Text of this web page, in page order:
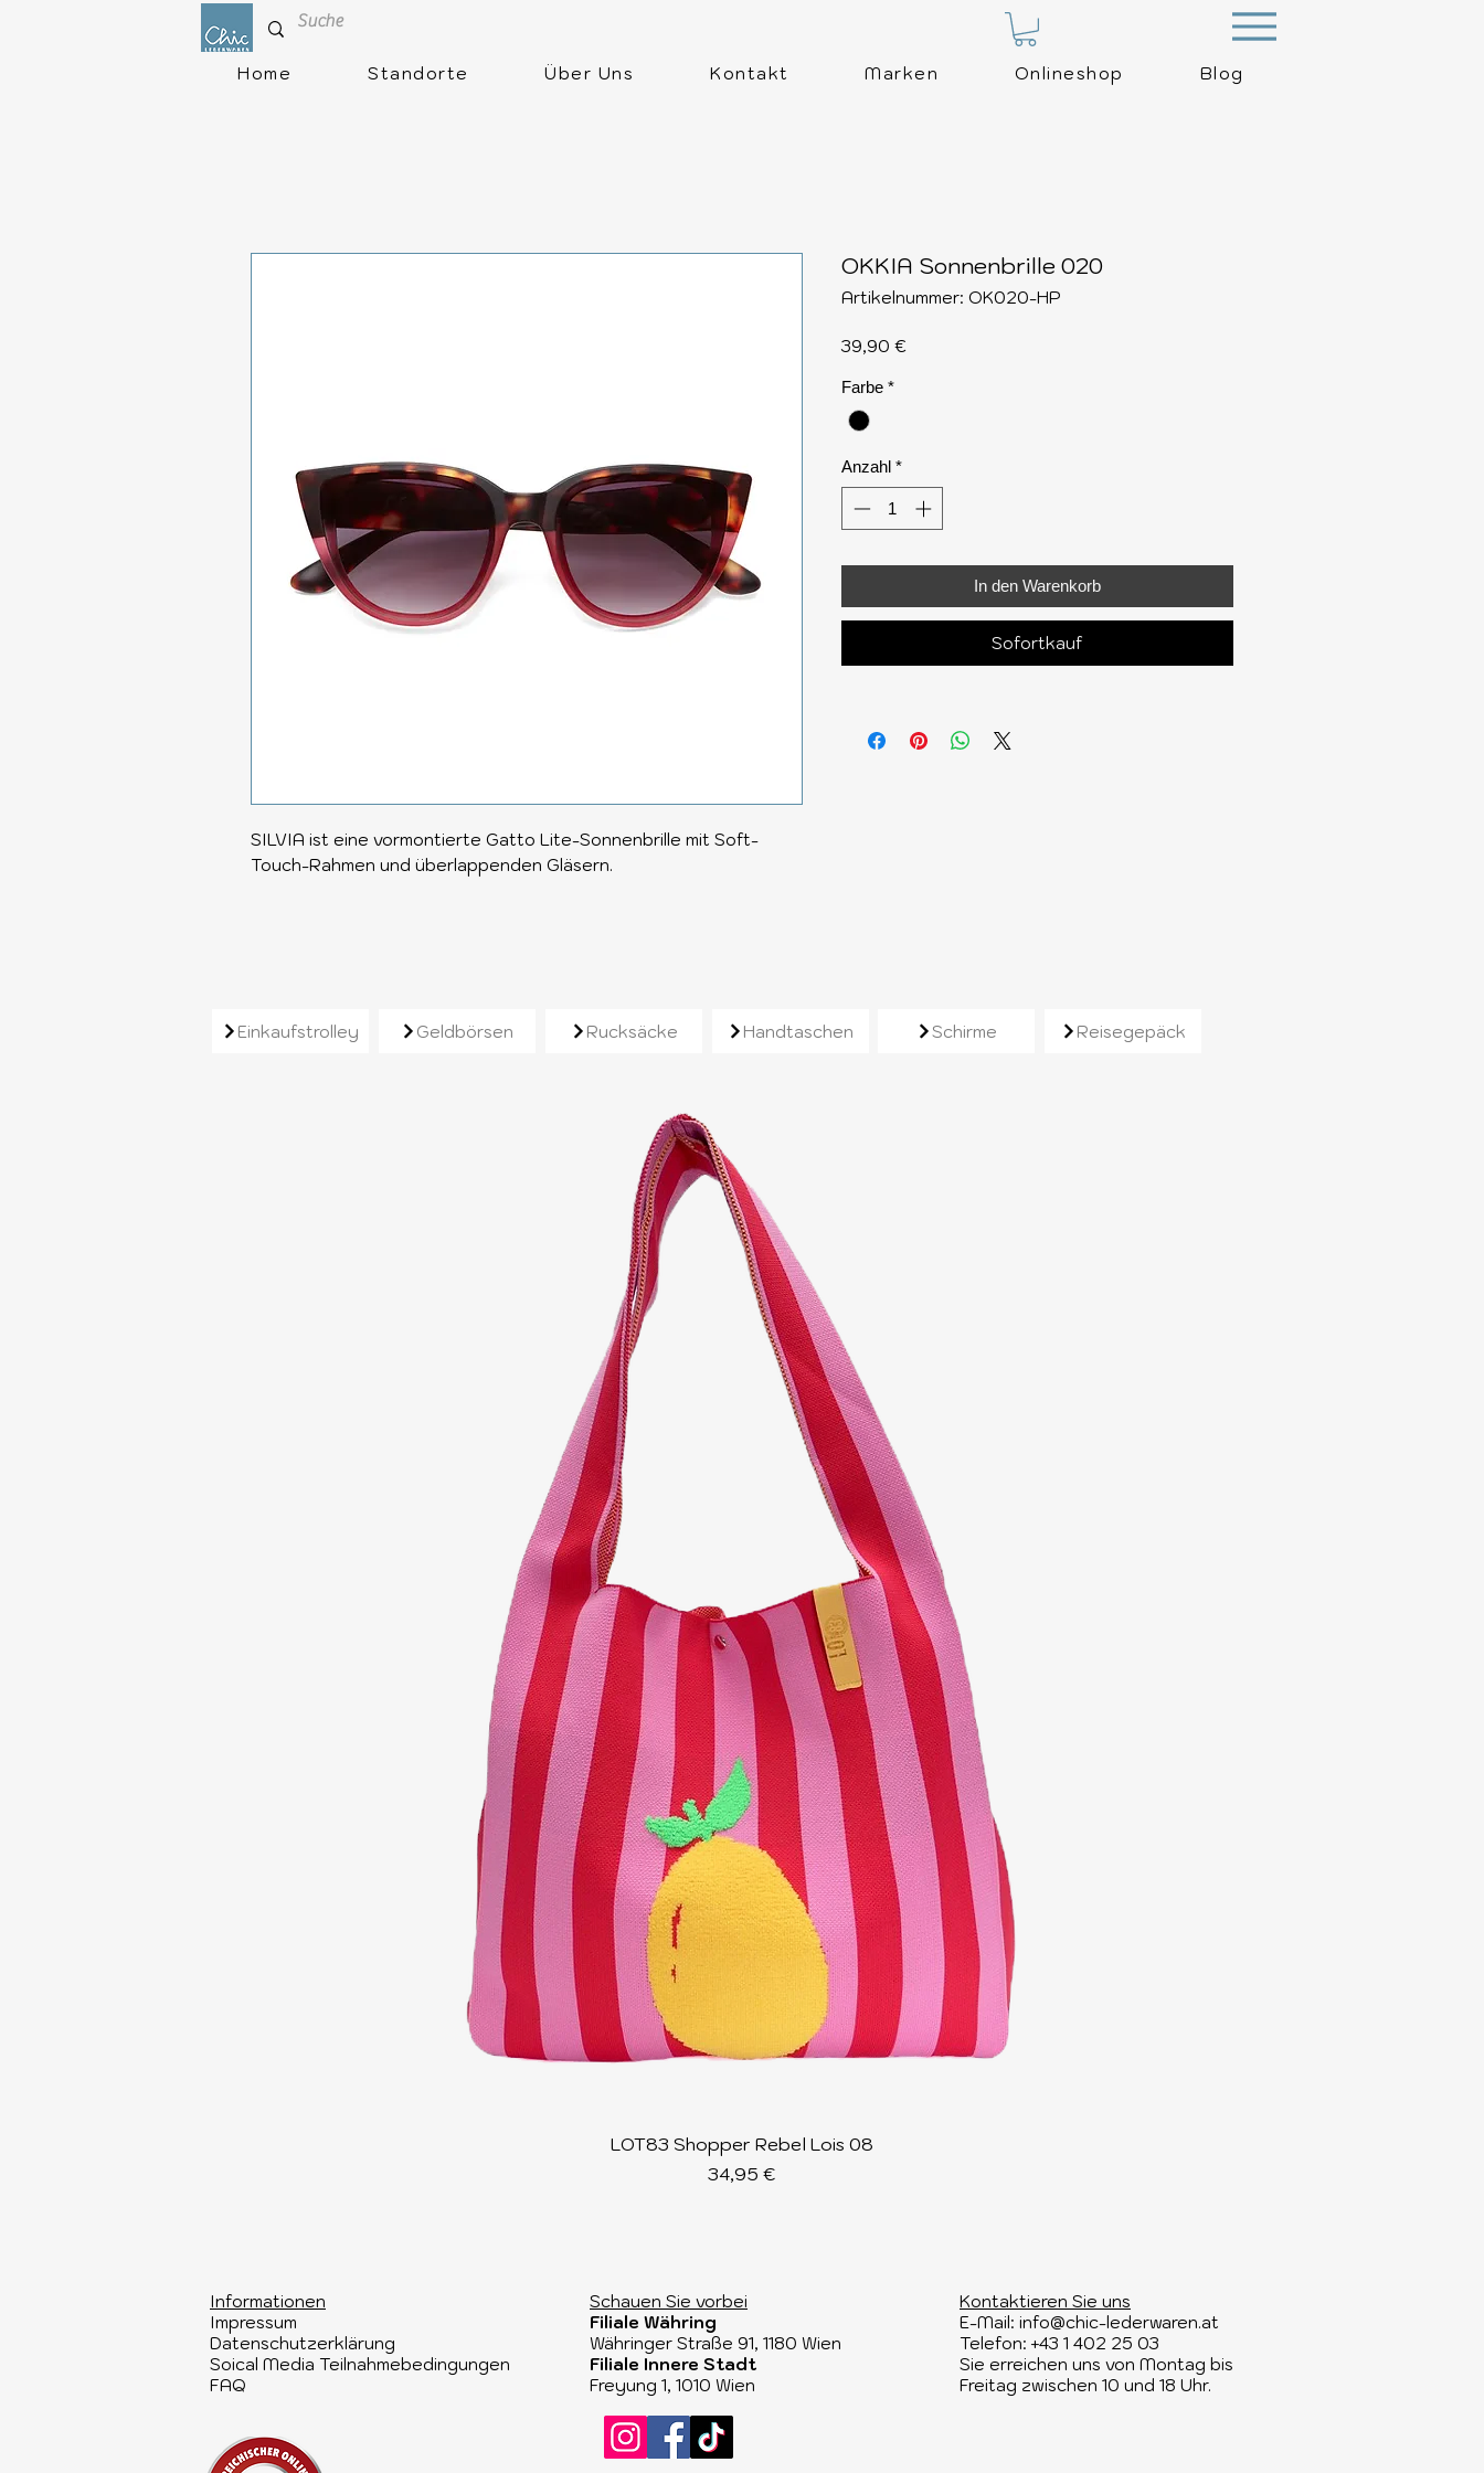
Menu
Home Standorte Über Uns Kontakt Marken Onlineshop Blog
SILVIA ist eine vormontierte Gatto Lite-Sonnenbrille mit Soft-
Touch-Rahmen und überlappenden Gläsern.
OKKIA Sonnenbrille 020
Artikelnummer: OK020-HP
39,90 €Preis
Farbe *
Anzahl *
In den Warenkorb
Sofortkauf
Ähnliche Produkte
Schnellansicht
LOT83 Shopper Rebel Lois 08
Preis
34,95 €
Einkaufstrolley Geldbörsen Rucksäcke Handtaschen Schirme Reisegepäck
Informationen​
Impressum
Datenschutzerklärung
Soical Media Teilnahmebedingungen
FAQ
Schauen Sie vorbei​
Filiale Währing
Währinger Straße 91, 1180 Wien​
Filiale Innere Stadt
Freyung 1, 1010 Wien
Kontaktieren Sie uns​
E-Mail: info@chic-lederwaren.at
Telefon: +43 1 402 25 03​
Sie erreichen uns von Montag bis
Freitag zwischen 10 und 18 Uhr.